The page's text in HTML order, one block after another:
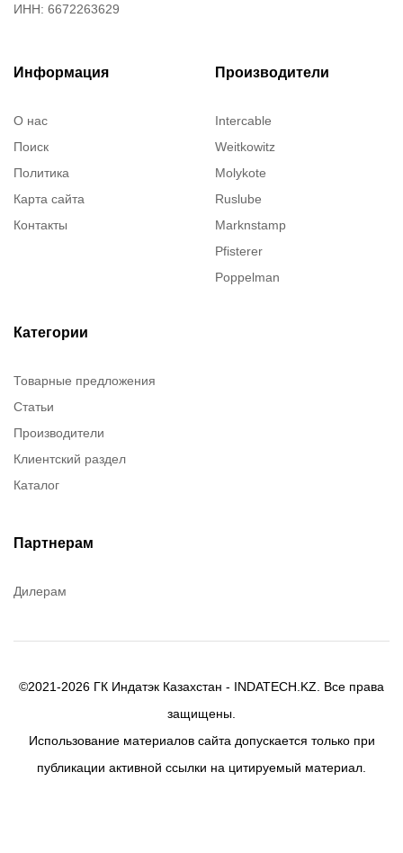
ИНН: 6672263629
Информация
О нас
Поиск
Политика
Карта сайта
Контакты
Производители
Intercable
Weitkowitz
Molykote
Ruslube
Marknstamp
Pfisterer
Poppelman
Категории
Товарные предложения
Статьи
Производители
Клиентский раздел
Каталог
Партнерам
Дилерам
©2021-2026 ГК Индатэк Казахстан - INDATECH.KZ. Все права
защищены.
Использование материалов сайта допускается только при
публикации активной ссылки на цитируемый материал.